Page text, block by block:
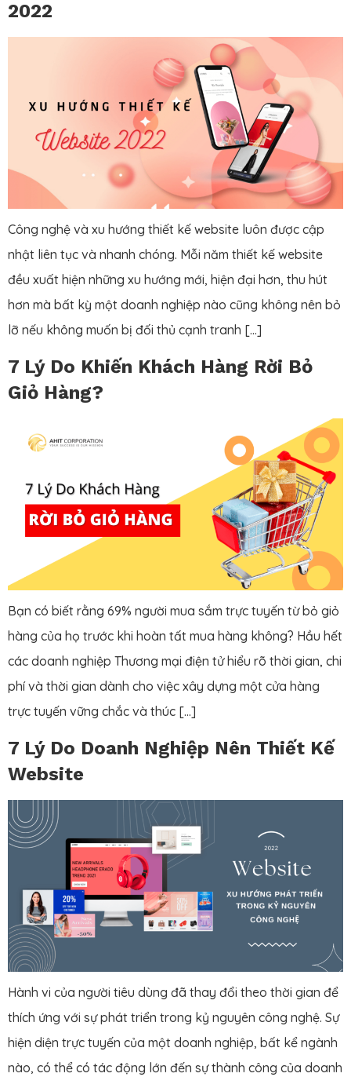
2022
Công nghệ và xu hướng thiết kế website luôn được cập
nhật liên tục và nhanh chóng. Mỗi năm thiết kế website
đều xuất hiện những xu hướng mới, hiện đại hơn, thu hút
hơn mà bất kỳ một doanh nghiệp nào cũng không nên bỏ
lỡ nếu không muốn bị đối thủ cạnh tranh […]
7 Lý Do Khiến Khách Hàng Rời Bỏ
Giỏ Hàng?
Bạn có biết rằng 69% người mua sắm trực tuyến từ bỏ giỏ
hàng của họ trước khi hoàn tất mua hàng không? Hầu hết
các doanh nghiệp Thương mại điện tử hiểu rõ thời gian, chi
phí và thời gian dành cho việc xây dựng một cửa hàng
trực tuyến vững chắc và thúc […]
7 Lý Do Doanh Nghiệp Nên Thiết Kế
Website
Hành vi của người tiêu dùng đã thay đổi theo thời gian để
thích ứng với sự phát triển trong kỷ nguyên công nghệ. Sự
hiện diện trực tuyến của một doanh nghiệp, bất kể ngành
nào, có thể có tác động lớn đến sự thành công của doanh